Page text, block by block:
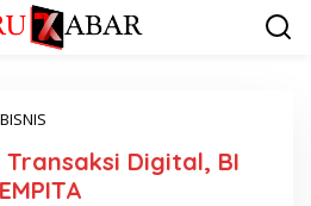
Digital, BI